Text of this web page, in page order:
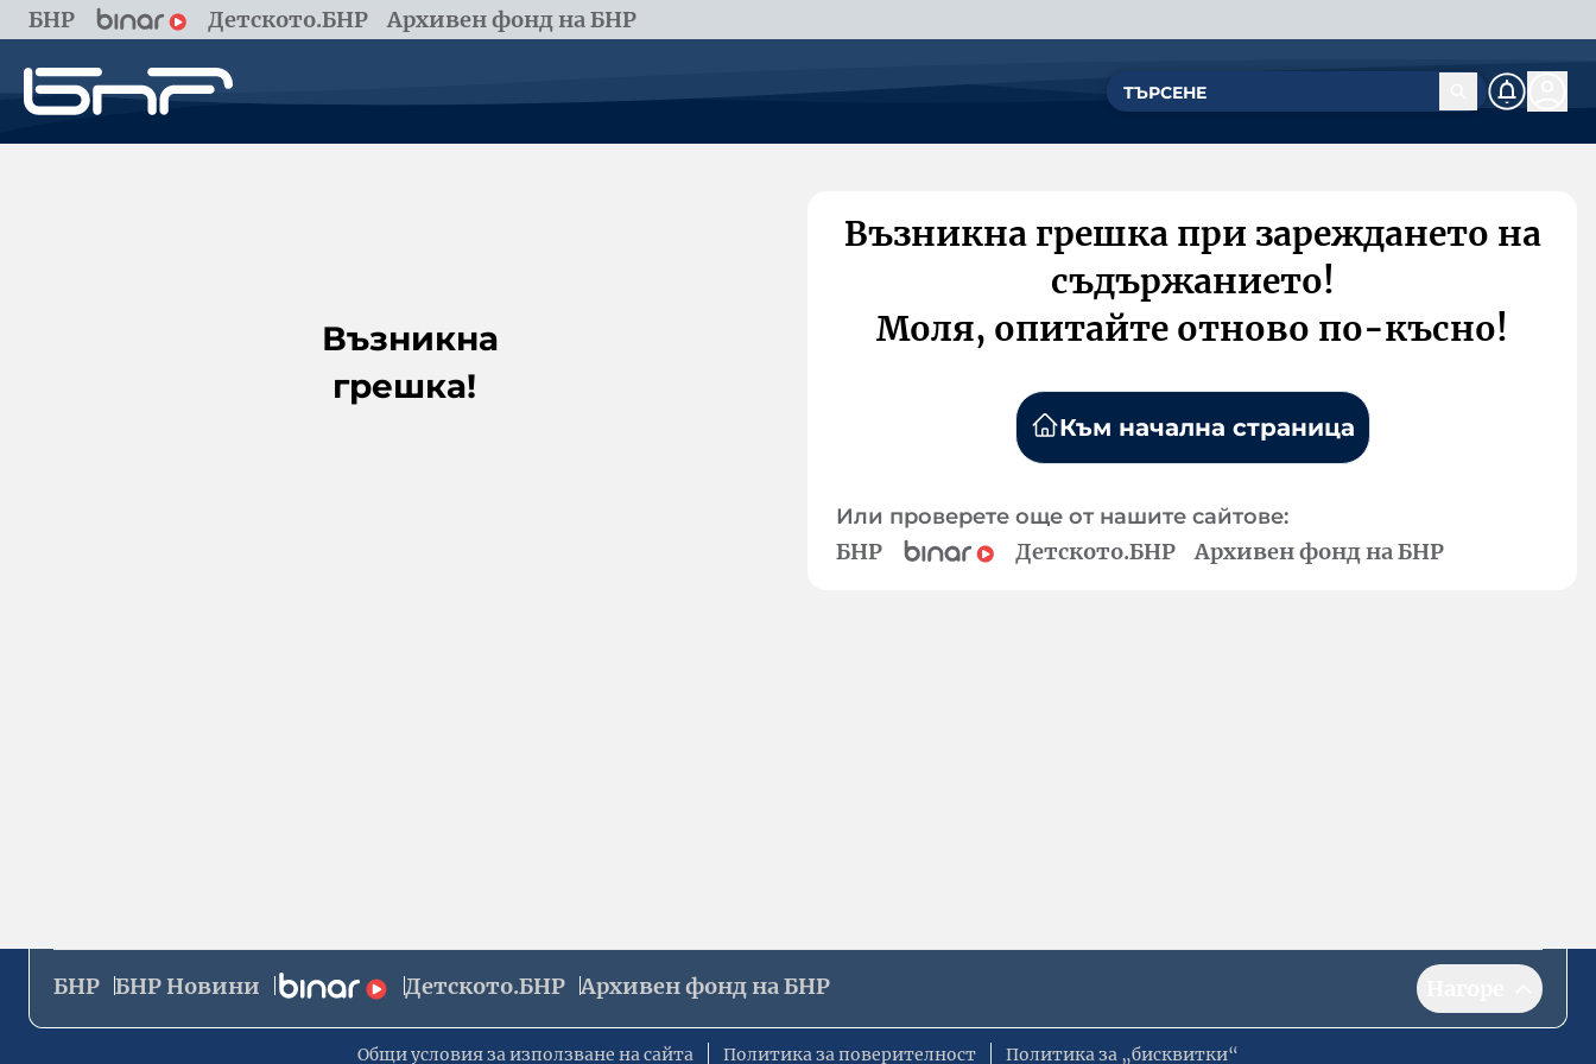
БНР Детското.БНР Архивен фонд на БНР
Възникна
грешка!
Възникна грешка при зареждането на
съдържанието!
Моля, опитайте отново по-късно!
Към начална страница
Или проверете още от нашите сайтове:
БНР Детското.БНР Архивен фонд на БНР
БНР БНР Новини Детското.БНР Архивен фонд на БНР
Общи условия за използване на сайта Политика за поверителност Политика за „бисквитки“